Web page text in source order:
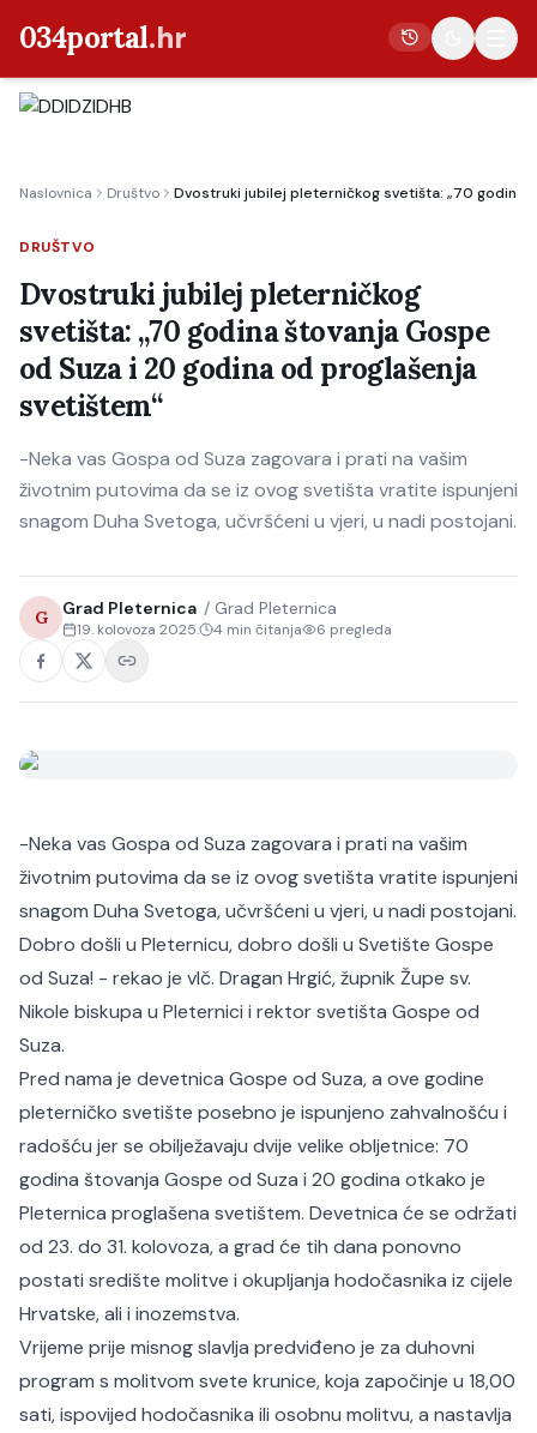
034portal.hr
Crna kronika
Poljoprivreda
Politika
Gospodarstvo
Život
Kultura
Sport
Naslovnica Društvo Dvostruki jubilej pleterničkog svetišta: „70 godina
DRUŠTVO
Dvostruki jubilej pleterničkog
svetišta: „70 godina štovanja Gospe
od Suza i 20 godina od proglašenja
svetištem“
-Neka vas Gospa od Suza zagovara i prati na vašim
životnim putovima da se iz ovog svetišta vratite ispunjeni
snagom Duha Svetoga, učvršćeni u vjeri, u nadi postojani.
G Grad Pleternica / Grad Pleternica
19. kolovoza 2025. 4 min čitanja 6 pregleda
-Neka vas Gospa od Suza zagovara i prati na vašim
životnim putovima da se iz ovog svetišta vratite ispunjeni
snagom Duha Svetoga, učvršćeni u vjeri, u nadi postojani.
Dobro došli u Pleternicu, dobro došli u Svetište Gospe
od Suza! - rekao je vlč. Dragan Hrgić, župnik Župe sv.
Nikole biskupa u Pleternici i rektor svetišta Gospe od
Suza.
Pred nama je devetnica Gospe od Suza, a ove godine
pleterničko svetište posebno je ispunjeno zahvalnošću i
radošću jer se obilježavaju dvije velike obljetnice: 70
godina štovanja Gospe od Suza i 20 godina otkako je
Pleternica proglašena svetištem. Devetnica će se održati
od 23. do 31. kolovoza, a grad će tih dana ponovno
postati središte molitve i okupljanja hodočasnika iz cijele
Hrvatske, ali i inozemstva.
Vrijeme prije misnog slavlja predviđeno je za duhovni
program s molitvom svete krunice, koja započinje u 18,00
sati, ispovijed hodočasnika ili osobnu molitvu, a nastavlja